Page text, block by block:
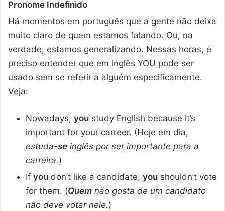
Pronome Indefinido
Há momentos em português que a gente não deixa
muito claro de quem estamos falando. Ou, na
verdade, estamos generalizando. Nessas horas, é
preciso entender que em inglês YOU pode ser
usado sem se referir a alguém especificamente.
Veja:
Nowadays, you study English because it’s
important for your carreer. (Hoje em dia,
estuda-se inglês por ser importante para a
carreira.)
If you don’t like a candidate, you shouldn’t vote
for them. (Quem não gosta de um candidato
não deve votar nele.)